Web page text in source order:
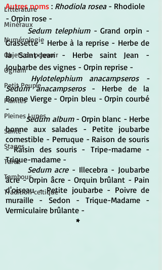
Littérature
Minéraux
Numérologie
Objets de pouvoir
Ogham
Petit Peuple
Plantes
Pleines Lunes
Santé
Stages
Tarot
Tambour
Tradition celtique
Autres noms : Rhodiola rosea - Rhodiole
- Orpin rose -
Sedum telephium - Grand orpin -
Grassette - Herbe à la reprise - Herbe de
la Saint-Jean - Herbe saint Jean -
Joubarbe des vignes - Orpin reprise -
Hylotelephium anacampseros -
Sedum anacampseros - Herbe de la
Bonne Vierge - Orpin bleu - Orpin courbé
-
Sedum album - Orpin blanc - Herbe
bonne aux salades - Petite joubarbe
comestible - Perruque - Raison de souris
- Raisin des souris - Tripe-madame -
Trique-madame -
Sedum acre - Illecebra - Joubarbe
âcre - Orpin âcre - Orquin brûlant - Pain
d'oiseau - Petite joubarbe - Poivre de
muraille - Sedon - Trique-Madame -
Vermiculaire brûlante -
*